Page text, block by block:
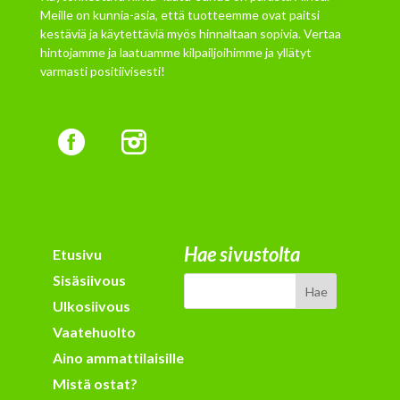
Meille on kunnia-asia, että tuotteemme ovat paitsi
kestäviä ja käytettäviä myös hinnaltaan sopivia. Vertaa
hintojamme ja laatuamme kilpailjoihimme ja yllätyt
varmasti positiivisesti!
Etusivu
Sisäsiivous
Ulkosiivous
Vaatehuolto
Aino ammattilaisille
Mistä ostat?
Hae sivustolta